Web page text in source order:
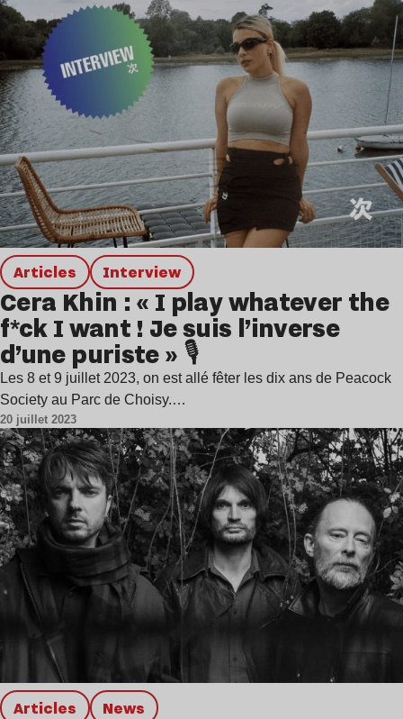
Articles interview
Cera Khin : « I play whatever the
f*ck I want ! Je suis l’inverse
d’une puriste » 🎙️
Les 8 et 9 juillet 2023, on est allé fêter les dix ans de Peacock
Society au Parc de Choisy.…
20 juillet 2023
Articles news